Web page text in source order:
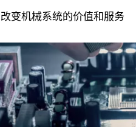
改变机械系统的价值和服务